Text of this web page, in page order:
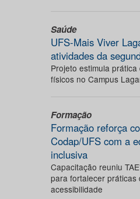
Saúde
UFS-Mais Viver
atividades da
Projeto estimula
físicos no Campus
Formação
Formação reforça
Codap/UFS com a
inclusiva
Capacitação reuniu
para fortalecer práticas
acessibilidade